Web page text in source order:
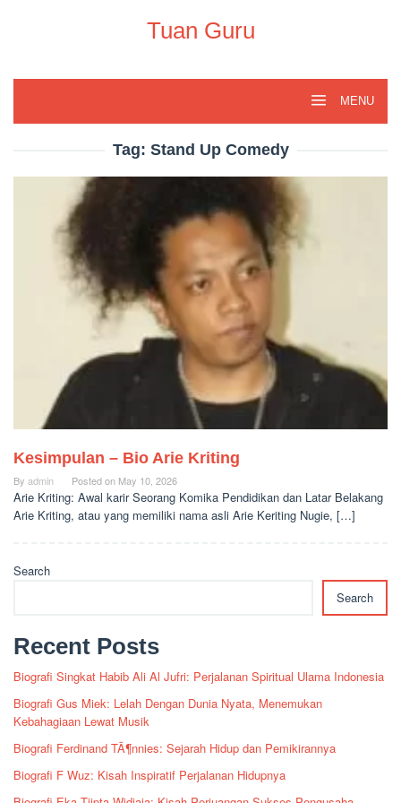
Tuan Guru
MENU
Tag: Stand Up Comedy
Kesimpulan – Bio Arie Kriting
By admin Posted on May 10, 2026
Arie Kriting: Awal karir Seorang Komika Pendidikan dan Latar Belakang
Arie Kriting, atau yang memiliki nama asli Arie Keriting Nugie, […]
Search
Search
Recent Posts
Biografi Singkat Habib Ali Al Jufri: Perjalanan Spiritual Ulama Indonesia
Biografi Gus Miek: Lelah Dengan Dunia Nyata, Menemukan
Kebahagiaan Lewat Musik
Biografi Ferdinand TÃ¶nnies: Sejarah Hidup dan Pemikirannya
Biografi F Wuz: Kisah Inspiratif Perjalanan Hidupnya